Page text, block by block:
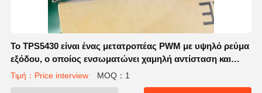
Το TPS5430 είναι ένας μετατροπέας PWM με υψηλό ρεύμα
εξόδου, ο οποίος ενσωματώνει χαμηλή αντίσταση και
MOSFET υψηλής πλευράς N-κανάλι.
Τιμή：Price interview MOQ：1